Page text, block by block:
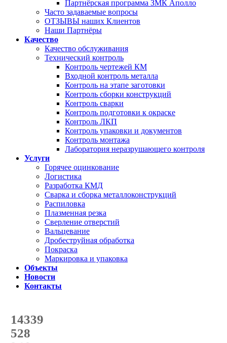
Партнёрская программа ЗМК Аполло
Часто задаваемые вопросы
ОТЗЫВЫ наших Клиентов
Наши Партнёры
Качество
Качество обслуживания
Технический контроль
Контроль чертежей КМ
Входной контроль металла
Контроль на этапе заготовки
Контроль сборки конструкций
Контроль сварки
Контроль подготовки к окраске
Контроль ЛКП
Контроль упаковки и документов
Контроль монтажа
Лаборатория неразрушающего контроля
Услуги
Горячее оцинкование
Логистика
Разработка КМД
Сварка и сборка металлоконструкций
Распиловка
Плазменная резка
Сверление отверстий
Вальцевание
Дробеструйная обработка
Покраска
Маркировка и упаковка
Объекты
Новости
Контакты
14339
с начала года
528
с начала месяца